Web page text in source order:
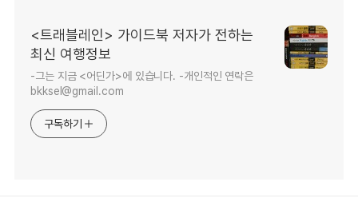
<트래블레인> 가이드북 저자가 전하는
최신 여행정보
-그는 지금 <어딘가>에 있습니다. -개인적인 연락은
bkksel@gmail.com
구독하기